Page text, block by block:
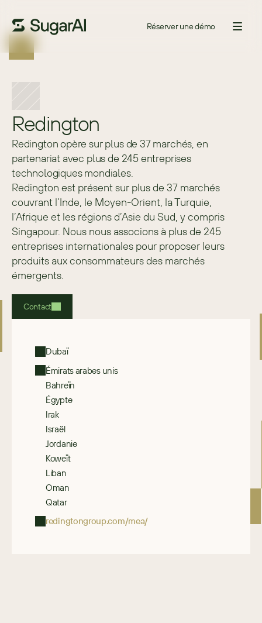
Réserver une démo
Redington
Redington opère sur plus de 37 marchés, en
partenariat avec plus de 245 entreprises
technologiques mondiales.
Redington est présent sur plus de 37 marchés
couvrant l’Inde, le Moyen-Orient, la Turquie,
l’Afrique et les régions d’Asie du Sud, y compris
Singapour. Nous nous associons à plus de 245
entreprises internationales pour proposer leurs
produits aux consommateurs des marchés
émergents.
Contact
Dubaï
Émirats arabes unis
Bahreïn
Égypte
Irak
Israël
Jordanie
Koweït
Liban
Oman
Qatar
redingtongroup.com/mea/